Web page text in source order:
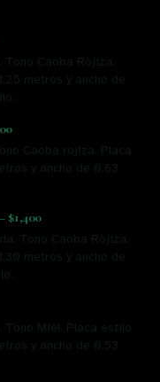
Caoba Rojiza.
metros y ancho de
Caoba rojiza. Placa
y ancho de 0.63
$1,400
Tono Caoba Rojiza.
metros y ancho de
Tono Miel. Placa estilo
y ancho de 0.53